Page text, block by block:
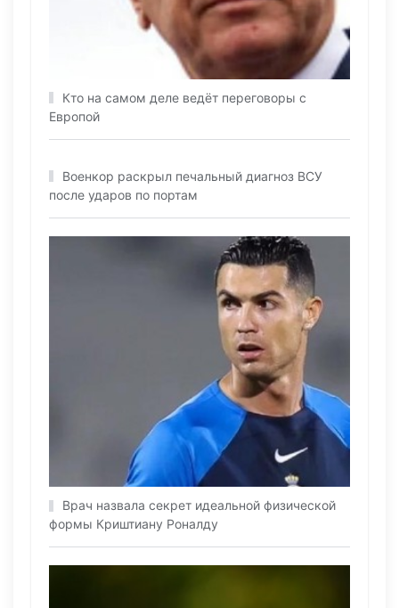
Кто на самом деле ведёт переговоры с
Европой
Военкор раскрыл печальный диагноз ВСУ
после ударов по портам
Врач назвала секрет идеальной физической
формы Криштиану Роналду